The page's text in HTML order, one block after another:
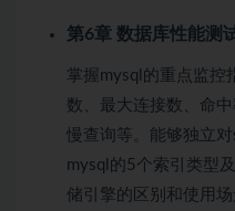
第6章 数据库性能测
掌握mysql的重点监控
数、最大连接数、命
慢查询等。能够独立
mysql的5个索引类型
储引擎的区别和使用